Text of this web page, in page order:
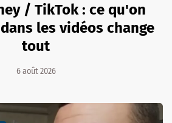
/ TikTok : ce qu'on
les vidéos change
tout
6 août 2026